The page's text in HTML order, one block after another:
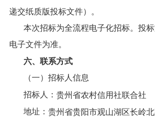
递交纸质版投标文件）。
本次招标为全流程电子化招标。投
电子文件为准。
六、 联系方式
（一）招标人信息
招标人： 贵州省农村信用社联合社
地址： 贵州省贵阳市观山湖区长岭